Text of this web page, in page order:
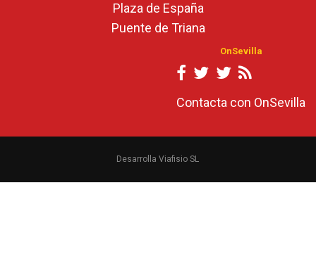
Plaza de España
Puente de Triana
OnSevilla
Contacta con OnSevilla
Desarrolla Viafisio SL